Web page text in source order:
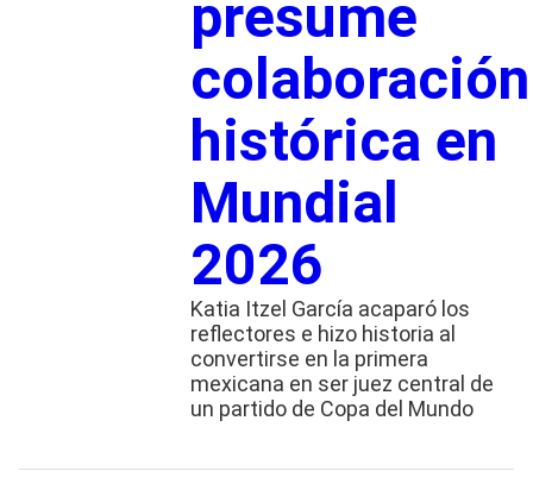
presume
colaboración
histórica en
Mundial
2026
Katia Itzel García acaparó los
reflectores e hizo historia al
convertirse en la primera
mexicana en ser juez central de
un partido de Copa del Mundo